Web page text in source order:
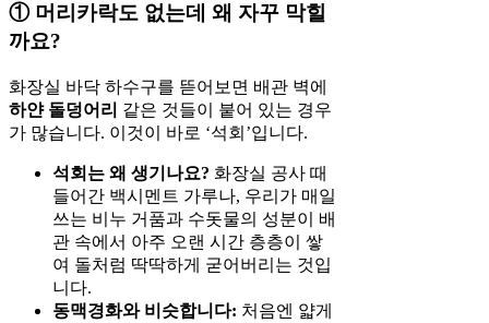
① 머리카락도 없는데 왜 자꾸 막힐
까요?
화장실 바닥 하수구를 뜯어보면 배관 벽에
하얀 돌덩어리 같은 것들이 붙어 있는 경우
가 많습니다. 이것이 바로 ‘석회’입니다.
석회는 왜 생기나요? 화장실 공사 때
들어간 백시멘트 가루나, 우리가 매일
쓰는 비누 거품과 수돗물의 성분이 배
관 속에서 아주 오랜 시간 층층이 쌓
여 돌처럼 딱딱하게 굳어버리는 것입
니다.
동맥경화와 비슷합니다: 처음엔 얇게